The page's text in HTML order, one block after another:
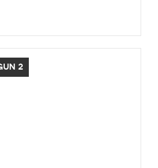
2